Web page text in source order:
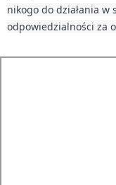
nikogo do działania w
odpowiedzialności za